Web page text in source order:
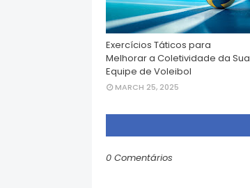
Exercícios Táticos para
Melhorar a Coletividade da Sua
Equipe de Voleibol
MARCH 25, 2025
0 Comentários